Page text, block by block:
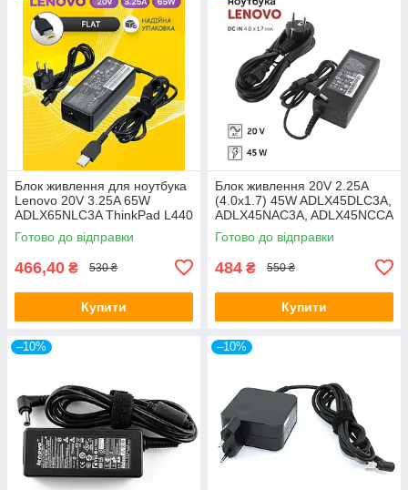
Блок живлення для ноутбука
Lenovo 20V 3.25A 65W
ADLX65NLC3A ThinkPad L440
L540 S431 T431S X240 E431
E531 T450s
Готово до відправки
466,40 ₴ 530 ₴
Купити
Блок живлення 20V 2.25A
(4.0x1.7) 45W ADLX45DLC3A,
ADLX45NAC3A, ADLX45NCCA
для Lenovo Ideapad YOGA
310 510 710
Готово до відправки
484 ₴ 550 ₴
Купити
–10% –10%